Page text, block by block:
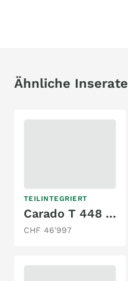
Ähnliche Inserate
TEILINTEGRIERT
Carado T 448 2.3 150 MJ
CHF 46'997